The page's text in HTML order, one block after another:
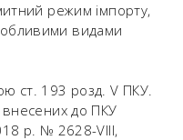
режим імпорту,
видами
ст. 193 розд. V ПКУ.
внесених до ПКУ
р. № 2628-VIII,